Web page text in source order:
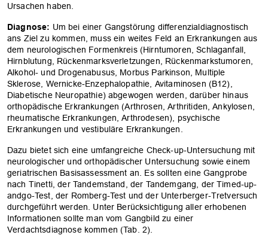
Ursachen haben.
Diagnose: Um bei einer Gangstörung differenzialdiagnostisch
ans Ziel zu kommen, muss ein weites Feld an Erkrankungen aus
dem neurologischen Formenkreis (Hirntumoren, Schlaganfall,
Hirnblutung, Rückenmarksverletzungen, Rückenmarkstumoren,
Alkohol- und Drogenabusus, Morbus Parkinson, Multiple
Sklerose, Wernicke-Enzephalopathie, Avitaminosen (B12),
Diabetische Neuropathie) abgewogen werden, darüber hinaus
orthopädische Erkrankungen (Arthrosen, Arthritiden, Ankylosen,
rheumatische Erkrankungen, Arthrodesen), psychische
Erkrankungen und vestibuläre Erkrankungen.
Dazu bietet sich eine umfangreiche Check-up-Untersuchung mit
neurologischer und orthopädischer Untersuchung sowie einem
geriatrischen Basisassessment an. Es sollten eine Gangprobe
nach Tinetti, der Tandemstand, der Tandemgang, der Timed-up-
andgo-Test, der Romberg-Test und der Unterberger-Tretversuch
durchgeführt werden. Unter Berücksichtigung aller erhobenen
Informationen sollte man vom Gangbild zu einer
Verdachtsdiagnose kommen (Tab. 2).